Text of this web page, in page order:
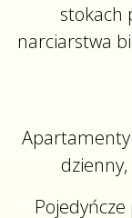
stokach
narciarstwa